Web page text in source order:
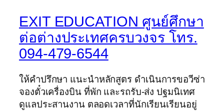
EXIT EDUCATION ศูนย์ศึกษา
ต่อต่างประเทศครบวงจร โทร.
094-479-6544
ให้คำปรึกษา แนะนำหลักสูตร ดำเนินการขอวีซ่า
จองตั๋วเครื่องบิน ที่พัก และรถรับ-ส่ง ปฐมนิเทศ
ดูแลประสานงาน ตลอดเวลาที่นักเรียนเรียนอยู่